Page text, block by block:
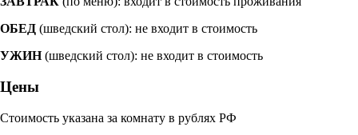
ОБЕД (шведский стол): не входит в стоимость
УЖИН(шведский стол): не входит в стоимость
Цены
Стоимость указана за комнату в рублях РФ